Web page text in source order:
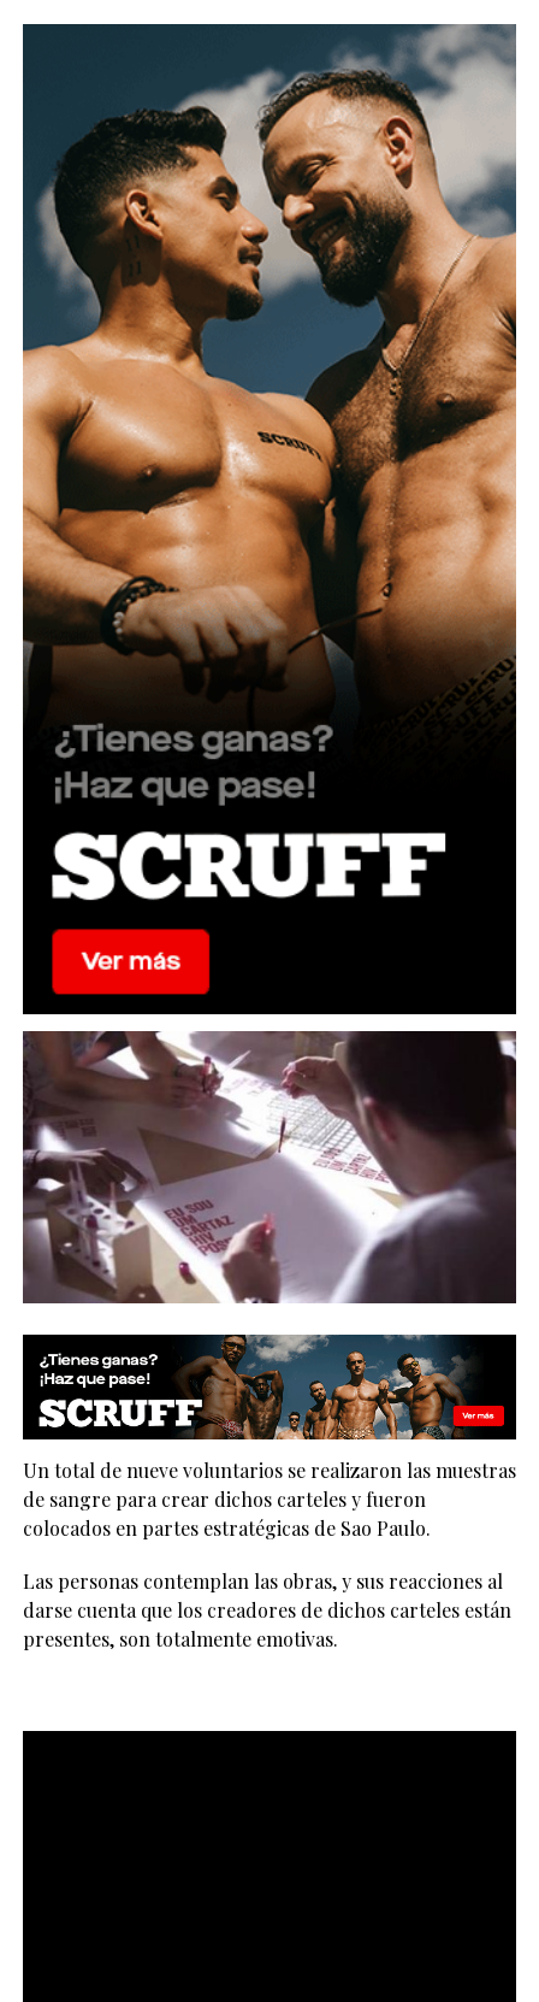
Un total de nueve voluntarios se realizaron las muestras
de sangre para crear dichos carteles y fueron
colocados en partes estratégicas de Sao Paulo.
Las personas contemplan las obras, y sus reacciones al
darse cuenta que los creadores de dichos carteles están
presentes, son totalmente emotivas.